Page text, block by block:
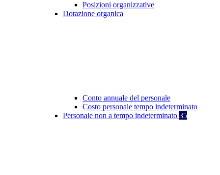
Posizioni organizzative
Dotazione organica
Conto annuale del personale
Costo personale tempo indeterminato
Personale non a tempo indeterminato 35